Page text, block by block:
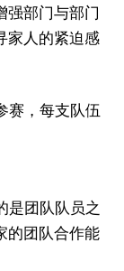
部门与部门
家人的紧迫感
，每支队伍
团队队员之
的团队合作能